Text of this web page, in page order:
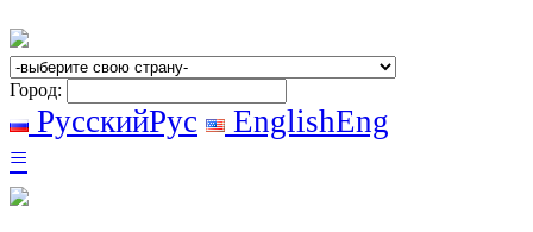
Город:
РусскийРус EnglishEng
≡